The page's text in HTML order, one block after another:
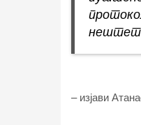
– изјави